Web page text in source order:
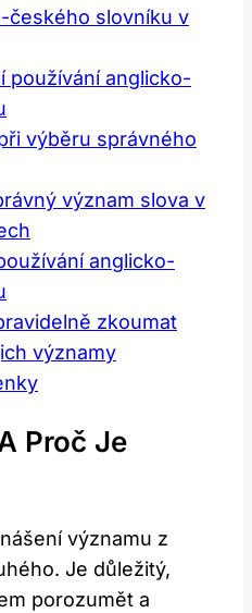
českého‌ slovníku v
používání anglicko-
⁣výběru správného
význam slova v‌
anglicko-
zkoumat
významy
​proč ⁢je
významu z
Je ‍důležitý,
porozumět a